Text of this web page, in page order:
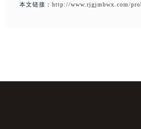
本文链接： http://www.rjgjmbwx.com/